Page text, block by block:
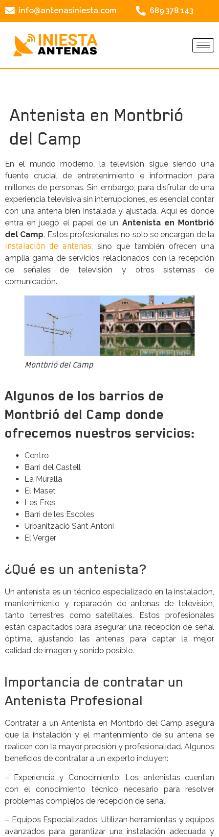
info@antenasiniesta.com 689 378 143
Antenista en Montbrió
del Camp
En el mundo moderno, la televisión sigue siendo una
fuente crucial de entretenimiento e información para
millones de personas. Sin embargo, para disfrutar de una
experiencia televisiva sin interrupciones, es esencial contar
con una antena bien instalada y ajustada. Aquí es donde
entra en juego el papel de un Antenista en Montbrió
del Camp. Estos profesionales no solo se encargan de la
instalación de antenas, sino que también ofrecen una
amplia gama de servicios relacionados con la recepción
de señales de televisión y otros sistemas de
comunicación.
Montbrió del Camp
Algunos de los barrios de
Montbrió del Camp donde
ofrecemos nuestros servicios:
Centro
Barri del Castell
La Muralla
El Maset
Les Eres
Barri de les Escoles
Urbanització Sant Antoni
El Verger
¿Qué es un antenista?
Un antenista es un técnico especializado en la instalación,
mantenimiento y reparación de antenas de televisión,
tanto terrestres como satelitales. Estos profesionales
están capacitados para asegurar una recepción de señal
óptima, ajustando las antenas para captar la mejor
calidad de imagen y sonido posible.
Importancia de contratar un
Antenista Profesional
Contratar a un Antenista en Montbrió del Camp asegura
que la instalación y el mantenimiento de su antena se
realicen con la mayor precisión y profesionalidad. Algunos
beneficios de contratar a un experto incluyen:
– Experiencia y Conocimiento: Los antenistas cuentan
con el conocimiento técnico necesario para resolver
problemas complejos de recepción de señal.
– Equipos Especializados: Utilizan herramientas y equipos
avanzados para garantizar una instalación adecuada y